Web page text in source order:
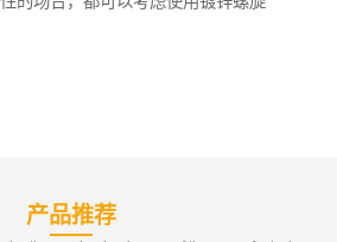
产品推荐